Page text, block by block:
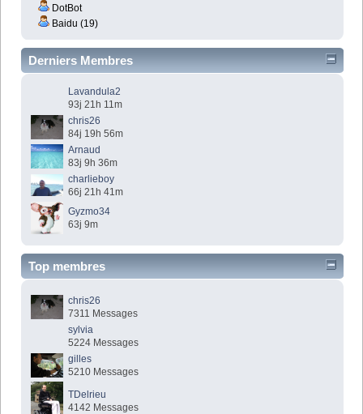
DotBot
Baidu (19)
Derniers Membres
Lavandula2
93j 21h 11m
chris26
84j 19h 56m
Arnaud
83j 9h 36m
charlieboy
66j 21h 41m
Gyzmo34
63j 9m
Top membres
chris26
7311 Messages
sylvia
5224 Messages
gilles
5210 Messages
TDelrieu
4142 Messages